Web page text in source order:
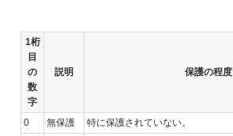
1桁
目
の
数
字
説明 保護の程度
0 無保護 特に保護されていない。